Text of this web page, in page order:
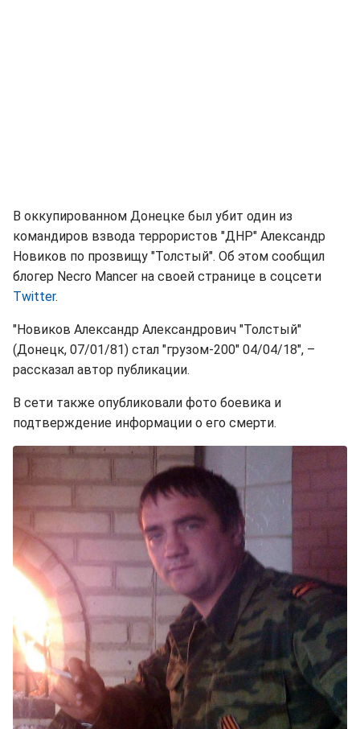
В оккупированном Донецке был убит один из
командиров взвода террористов "ДНР" Александр
Новиков по прозвищу "Толстый". Об этом сообщил
блогер Necro Mancer на своей странице в соцсети
Twitter.
"Новиков Александр Александрович "Толстый"
(Донецк, 07/01/81) стал "грузом-200" 04/04/18", –
рассказал автор публикации.
В сети также опубликовали фото боевика и
подтверждение информации о его смерти.